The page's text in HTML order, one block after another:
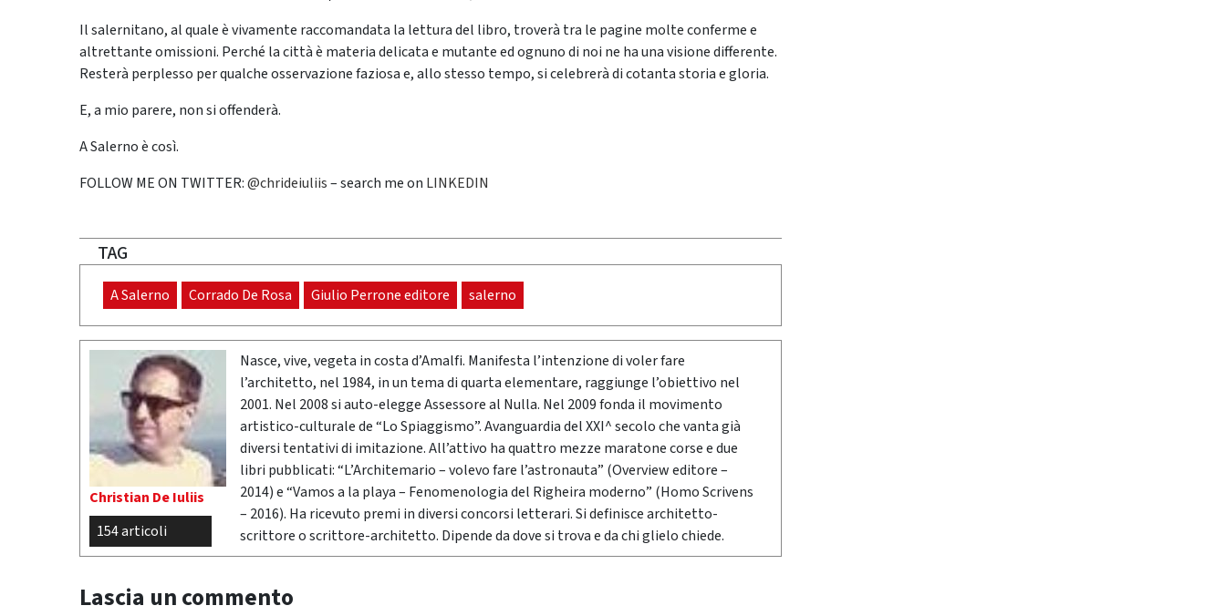
Il salernitano, al quale è vivamente raccomandata la lettura del libro, troverà tra le pagine molte conferme e
altrettante omissioni. Perché la città è materia delicata e mutante ed ognuno di noi ne ha una visione differente.
Resterà perplesso per qualche osservazione faziosa e, allo stesso tempo, si celebrerà di cotanta storia e gloria.
E, a mio parere, non si offenderà.
A Salerno è così.
FOLLOW ME ON TWITTER:@chrideiuliis– search me on LINKEDIN
TAG
A Salerno Corrado De Rosa Giulio Perrone editore salerno
Christian De Iuliis
154 articoli
Nasce, vive, vegeta in costa d’Amalfi. Manifesta l’intenzione di voler fare
l’architetto, nel 1984, in un tema di quarta elementare, raggiunge l’obiettivo nel
2001. Nel 2008 si auto-elegge Assessore al Nulla. Nel 2009 fonda il movimento
artistico-culturale de “Lo Spiaggismo”. Avanguardia del XXI^ secolo che vanta già
diversi tentativi di imitazione. All’attivo ha quattro mezze maratone corse e due
libri pubblicati: “L’Architemario – volevo fare l’astronauta” (Overview editore –
2014) e “Vamos a la playa – Fenomenologia del Righeira moderno” (Homo Scrivens
– 2016). Ha ricevuto premi in diversi concorsi letterari. Si definisce architetto-
scrittore o scrittore-architetto. Dipende da dove si trova e da chi glielo chiede.
Lascia un commento